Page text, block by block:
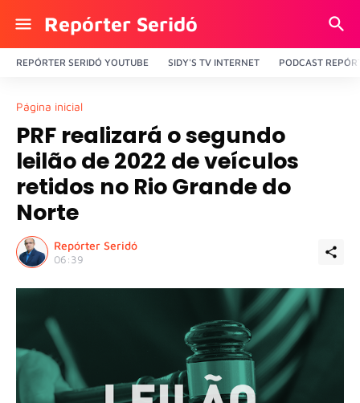
Repórter Seridó
REPÓRTER SERIDÓ YOUTUBE SIDY'S TV INTERNET PODCAST
Página inicial
PRF realizará o segundo
leilão de 2022 de veículos
retidos no Rio Grande do
Norte
Repórter Seridó
06:39